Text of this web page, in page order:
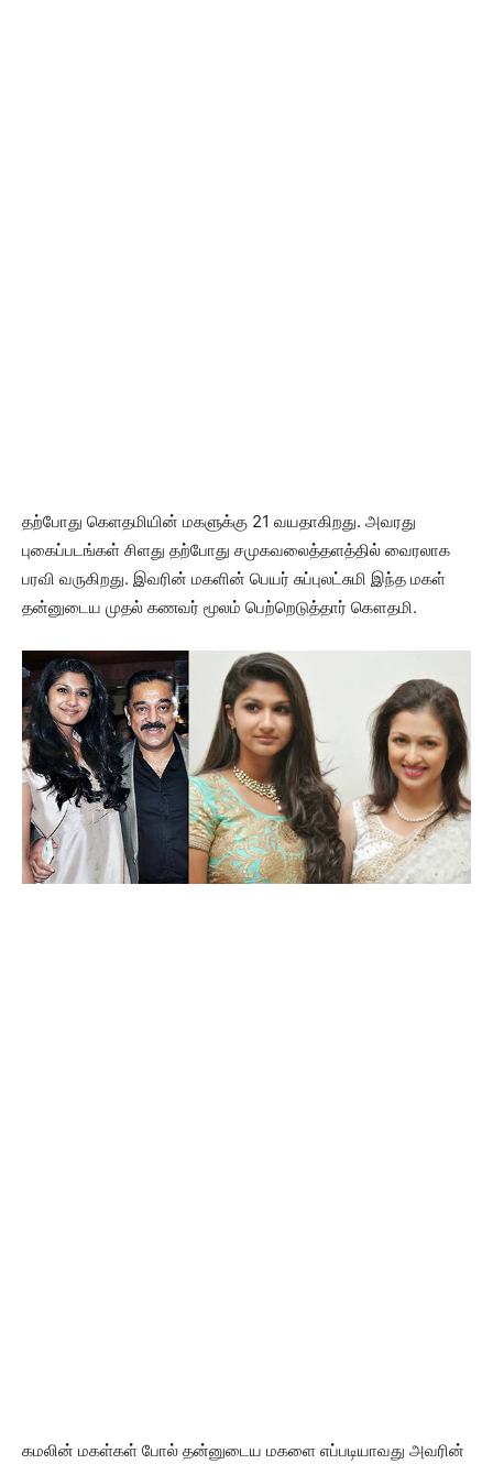
தற்போது கெளதமியின் மகளுக்கு 21 வயதாகிறது. அவரது
புகைப்படங்கள் சிளது தற்போது சமுகவலைத்தளத்தில் வைரலாக
பரவி வருகிறது. இவரின் மகளின் பெயர் சுப்புலட்சுமி இந்த மகள்
தன்னுடைய முதல் கணவர் மூலம் பெற்றெடுத்தார் கௌதமி.
கமலின் மகள்கள் போல் தன்னுடைய மகளை எப்படியாவது அவரின்